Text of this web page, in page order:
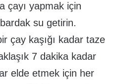
çayı yapmak için
su getirin.
çay kaşığı kadar taze
7 dakika kadar
elde etmek için her